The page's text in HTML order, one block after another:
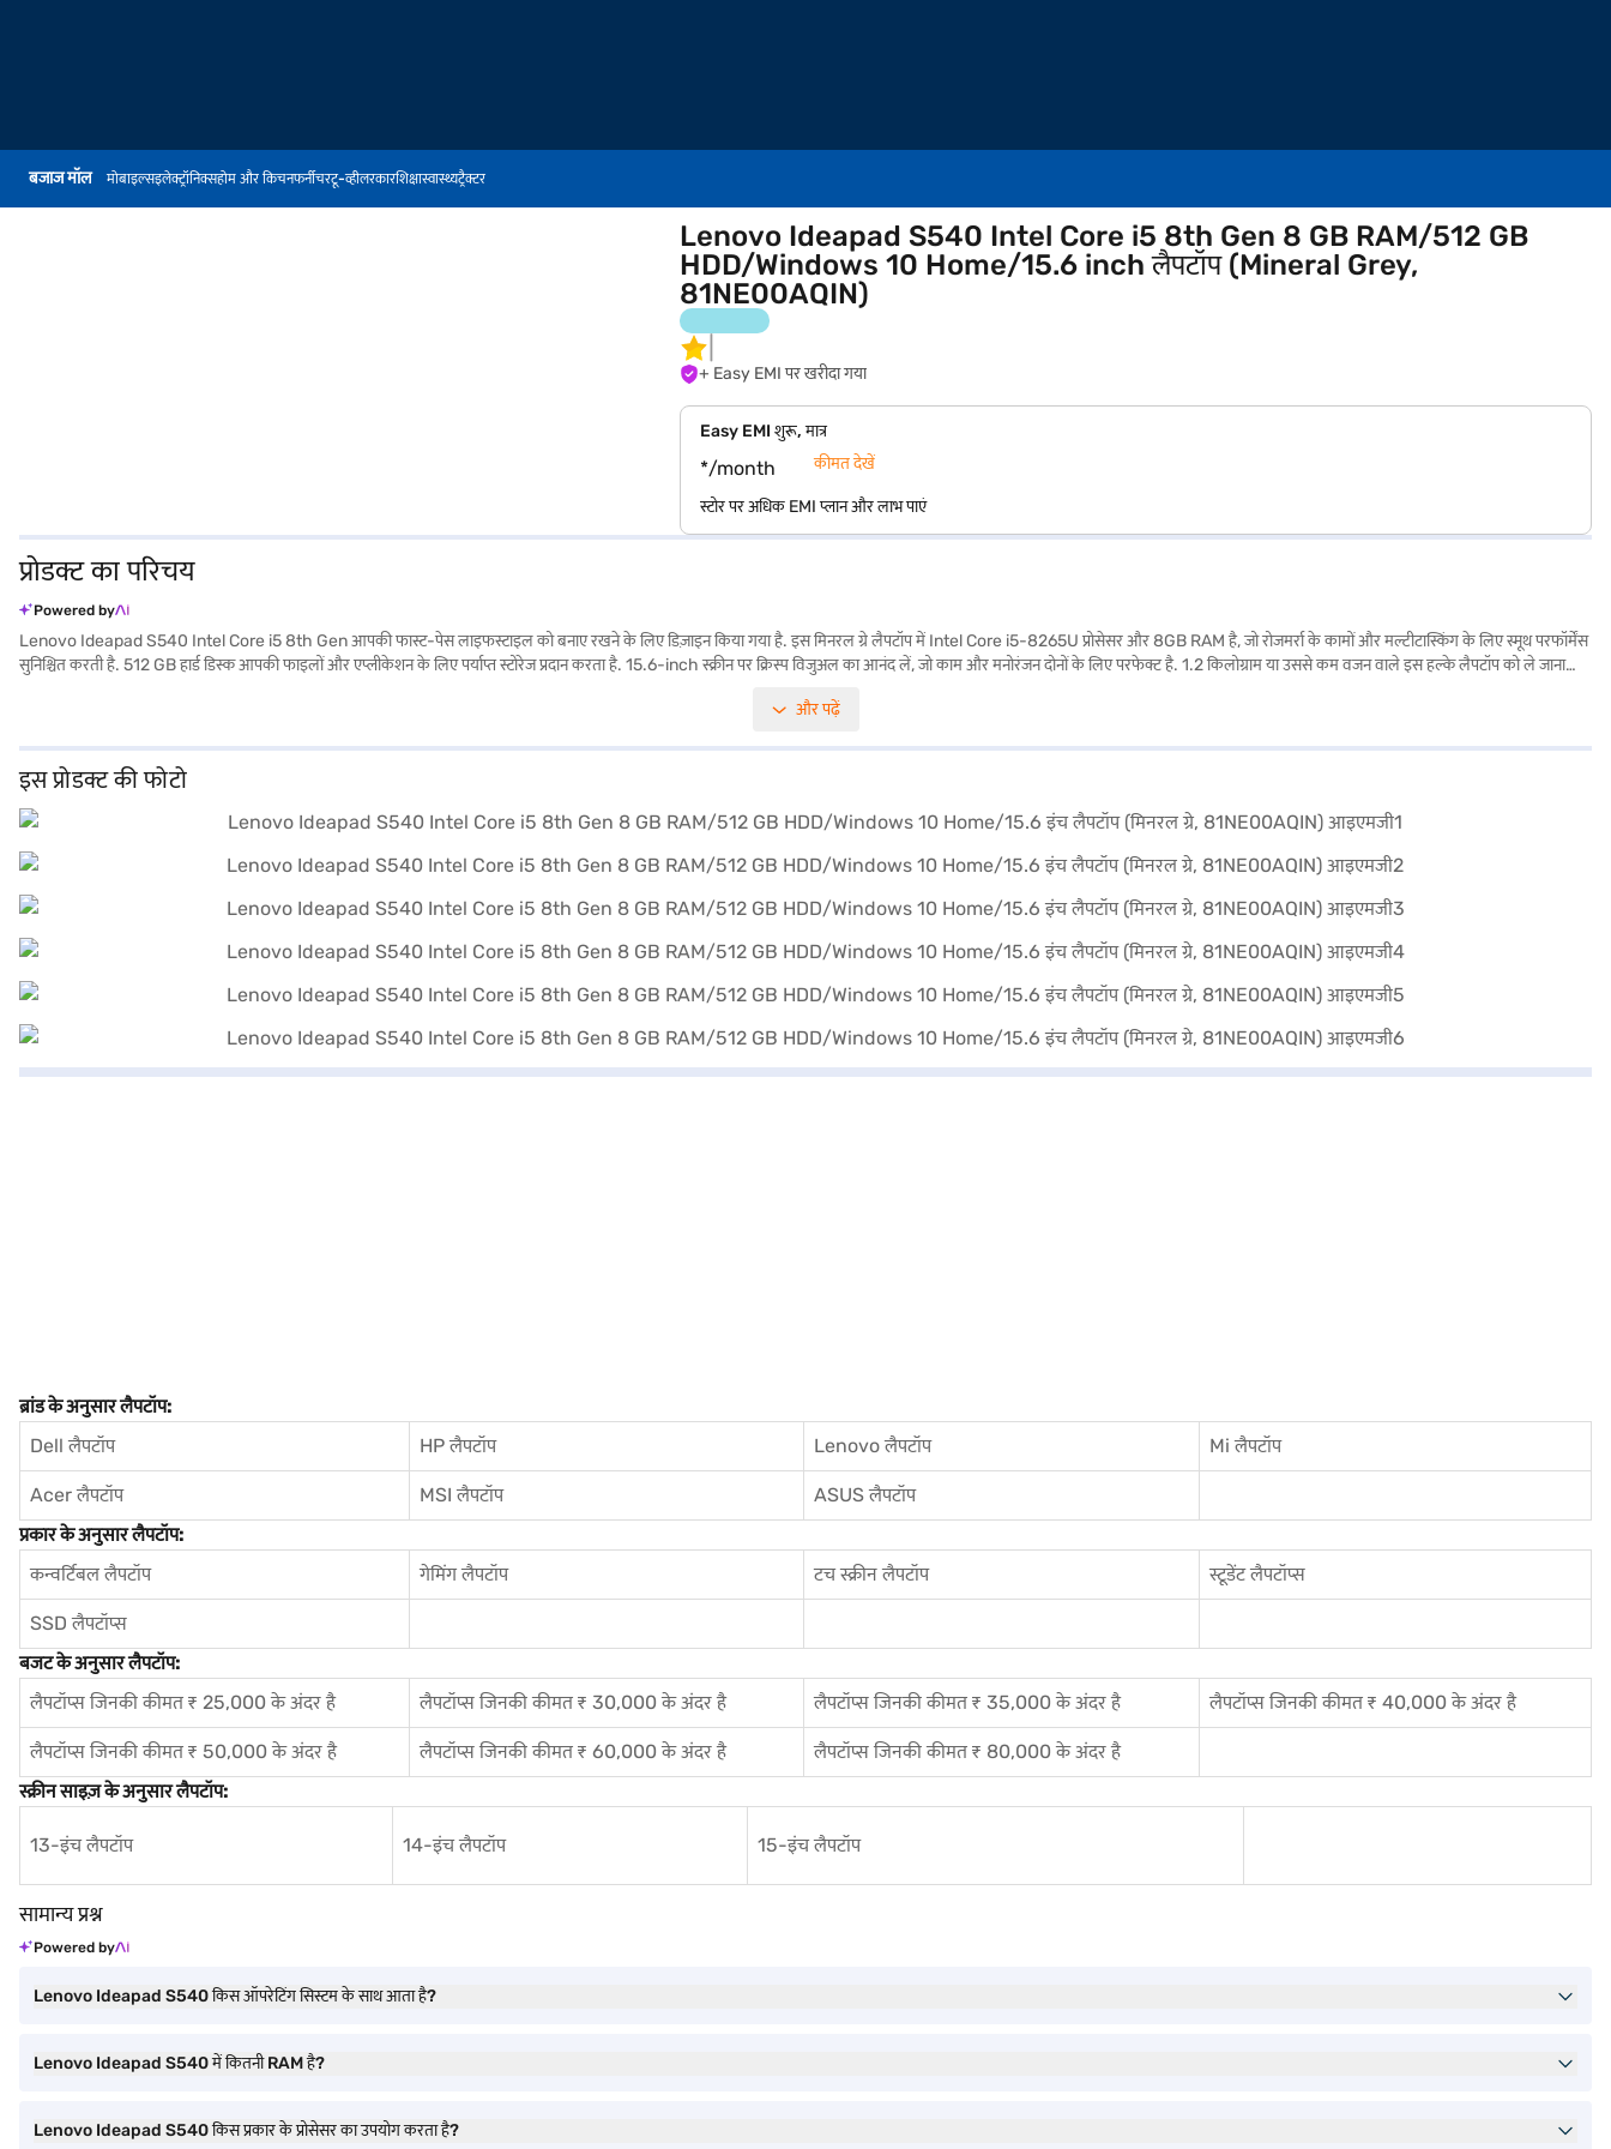
बजाज मॉल मोबाइल्सइलेक्ट्रॉनिक्सहोम और किचनफर्नीचरटू-व्हीलरकारशिक्षास्वास्थ्यट्रैक्टर
Lenovo Ideapad S540 Intel Core i5 8th Gen 8 GB RAM/512 GB
HDD/Windows 10 Home/15.6 inch लैपटॉप (Mineral Grey,
81NE00AQIN)
+ Easy EMI पर खरीदा गया
Easy EMI शुरू, मात्र
*/month कीमत देखें
स्टोर पर अधिक EMI प्लान और लाभ पाएं
प्रोडक्ट का परिचय
Powered by
Lenovo Ideapad S540 Intel Core i5 8th Gen आपकी फास्ट-पेस लाइफस्टाइल को बनाए रखने के लिए डिज़ाइन किया गया है. इस मिनरल ग्रे लैपटॉप में Intel Core i5-8265U प्रोसेसर और 8GB RAM है, जो रोजमर्रा के कामों और मल्टीटास्किंग के लिए स्मूथ परफॉर्मेंस
सुनिश्चित करती है. 512 GB हार्ड डिस्क आपकी फाइलों और एप्लीकेशन के लिए पर्याप्त स्टोरेज प्रदान करता है. 15.6-inch स्क्रीन पर क्रिस्प विजुअल का आनंद लें, जो काम और मनोरंजन दोनों के लिए परफेक्ट है. 1.2 किलोग्राम या उससे कम वजन वाले इस हल्के लैपटॉप को ले जाना
पोर्टेबिलिटी और फंक्शनालिटी के बीच संतुलन चाहते हैं. यह काम, पढ़ाई या छुट्टियां मनाने के लिए भरोसेमंद मशीन की आवश्यकता वाले किसी भी व्यक्ति के लिए एक बेहतरीन विकल्प है. खरीदारी करने के लिए बजाज फाइनेंस पर विकल्पों के बारे में जानें या पार्टनर स्टोर पर जाएं और Easy
और पढ़ें
इस प्रोडक्ट की फोटो
ब्रांड के अनुसार लैपटॉप:
Dell लैपटॉप
HP लैपटॉप Lenovo लैपटॉप Mi लैपटॉप
Acer लैपटॉप MSI लैपटॉप
ASUS लैपटॉप
प्रकार के अनुसार लैपटॉप:
कन्वर्टिबल लैपटॉप
गेमिंग लैपटॉप टच स्क्रीन लैपटॉप स्टूडेंट लैपटॉप्स
SSD लैपटॉप्स
बजट के अनुसार लैपटॉप:
लैपटॉप्स जिनकी कीमत ₹ 25,000 के अंदर है
लैपटॉप्स जिनकी कीमत ₹ 30,000 के अंदर है लैपटॉप्स जिनकी कीमत ₹ 35,000 के अंदर है लैपटॉप्स जिनकी कीमत ₹ 40,000 के अंदर है
लैपटॉप्स जिनकी कीमत ₹ 50,000 के अंदर है लैपटॉप्स जिनकी कीमत ₹ 60,000 के अंदर है
लैपटॉप्स जिनकी कीमत ₹ 80,000 के अंदर है
स्क्रीन साइज़ के अनुसार लैपटॉप:
13-इंच लैपटॉप 14-इंच लैपटॉप 15-इंच लैपटॉप
सामान्य प्रश्न
Powered by
Lenovo Ideapad S540 किस ऑपरेटिंग सिस्टम के साथ आता है?
Lenovo Ideapad S540 में कितनी RAM है?
Lenovo Ideapad S540 किस प्रकार के प्रोसेसर का उपयोग करता है?